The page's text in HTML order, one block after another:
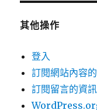
其他操作
登入
訂閱網站內容
訂閱留言的資